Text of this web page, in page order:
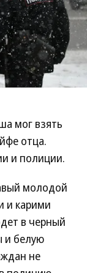
мог взять
отца.
и полиции.
молодой
и карими
в черный
и белую
не